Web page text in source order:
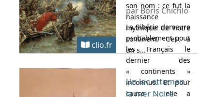
son nom : ce fut la
naissance
mythique de notre
continent. C’est à
un s...
clio.fr
par Boris Chichlo
La Sibérie demeure
probablement pour
les Français le
dernier des
« continents »
inconnus. Et pour
cause : elle a
Un lac ottoman :
la mer Noire